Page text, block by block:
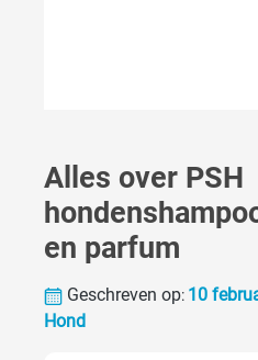
Alles over PSH
en parfum
Geschreven op: 10
Hond